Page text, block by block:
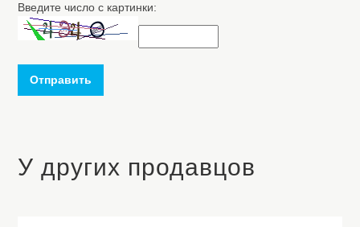
Введите число с картинки:
Отправить
У других продавцов